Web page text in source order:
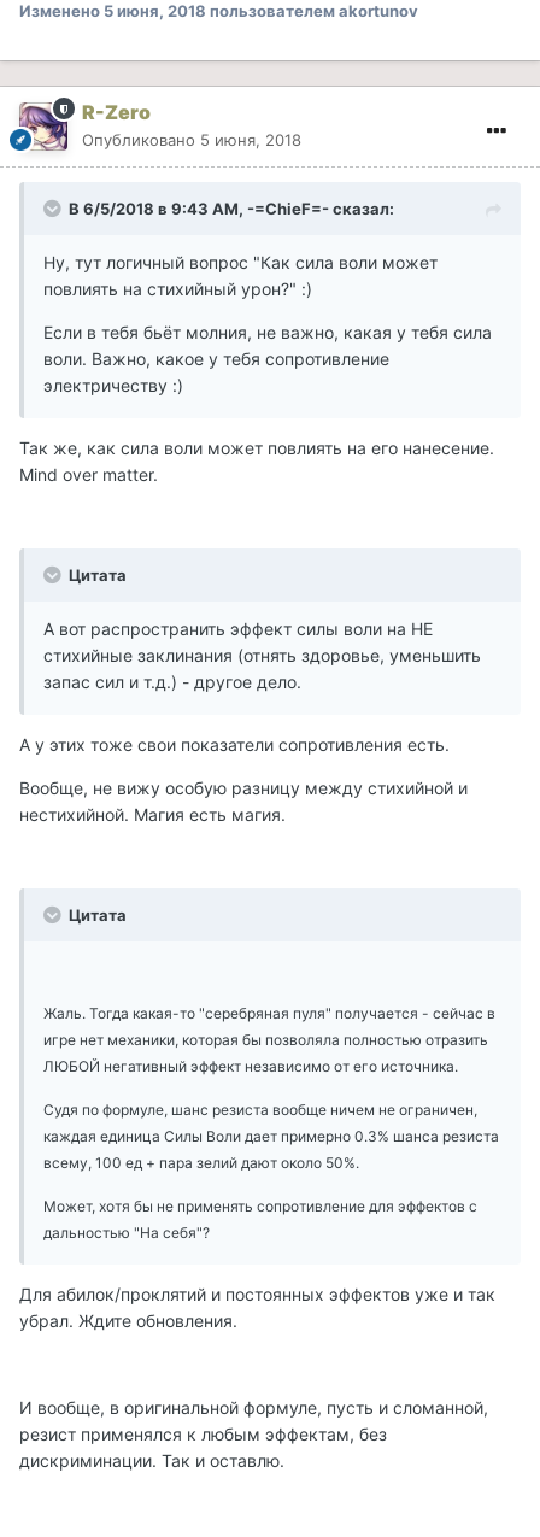
Изменено 5 июня, 2018 пользователем akortunov
R-Zero
Опубликовано 5 июня, 2018
В 6/5/2018 в 9:43 AM, -=ChieF=- сказал:
Ну, тут логичный вопрос "Как сила воли может
повлиять на стихийный урон?" :)
Если в тебя бьёт молния, не важно, какая у тебя сила
воли. Важно, какое у тебя сопротивление
электричеству :)
Так же, как сила воли может повлиять на его нанесение.
Mind over matter.
Цитата
А вот распространить эффект силы воли на НЕ
стихийные заклинания (отнять здоровье, уменьшить
запас сил и т.д.) - другое дело.
А у этих тоже свои показатели сопротивления есть.
Вообще, не вижу особую разницу между стихийной и
нестихийной. Магия есть магия.
Цитата
Жаль. Тогда какая-то "серебряная пуля" получается - сейчас в
игре нет механики, которая бы позволяла полностью отразить
ЛЮБОЙ негативный эффект независимо от его источника.
Судя по формуле, шанс резиста вообще ничем не ограничен,
каждая единица Силы Воли дает примерно 0.3% шанса резиста
всему, 100 ед + пара зелий дают около 50%.
Может, хотя бы не применять сопротивление для эффектов с
дальностью "На себя"?
Для абилок/проклятий и постоянных эффектов уже и так
убрал. Ждите обновления.
И вообще, в оригинальной формуле, пусть и сломанной,
резист применялся к любым эффектам, без
дискриминации. Так и оставлю.